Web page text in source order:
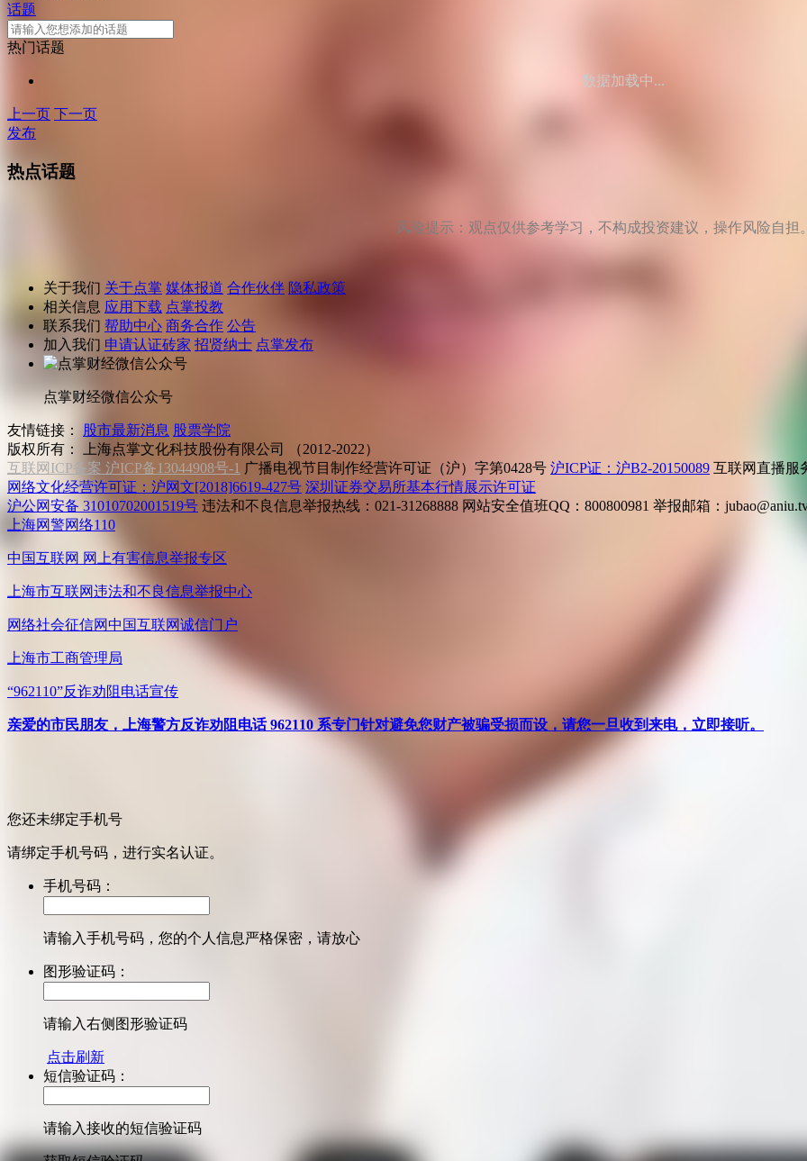
话题
热门话题
数据加载中...
上一页 下一页
发布
热点话题
风险提示：观点仅供参考学习，不构成投资建议，操作风险自担
关于我们 关于点掌 媒体报道 合作伙伴 隐私政策
相关信息 应用下载 点掌投教
联系我们 帮助中心 商务合作 公告
加入我们 申请认证砖家 招贤纳士 点掌发布
点掌财经微信公众号
友情链接： 股市最新消息 股票学院
版权所有：
上海点掌文化科技股份有限公司 （2012-2022）
互联网ICP备案 沪ICP备13044908号-1 广播电视节目制作经营许可证（沪）字第0428号 沪ICP证：沪B2-20150089 互联网直播服
网络文化经营许可证：沪网文[2018]6619-427号 深圳证券交易所基本行情展示许可证
沪公网安备 31010702001519号 违法和不良信息举报热线：021-31268888 网站安全值班QQ：800800981 举报邮箱：
上海网警网络110
中国互联网 网上有害信息举报专区
上海市互联网违法和不良信息举报中心
网络社会征信网中国互联网诚信门户
上海市工商管理局
“962110”反诈劝阻电话宣传
亲爱的市民朋友，上海警方反诈劝阻电话 962110 系专门针对避免您财产被骗受损而设，请您一旦收到来电，立即接听。
您还未绑定手机号
请绑定手机号码，进行实名认证。
手机号码：
请输入手机号码，您的个人信息严格保密，请放心
图形验证码：
请输入右侧图形验证码
点击刷新
短信验证码：
请输入接收的短信验证码